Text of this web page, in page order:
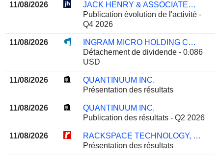
11/08/2026
JACK HENRY & ASSOCIATES, INC.
Publication évolution de l'activité -
Q4 2026
11/08/2026
INGRAM MICRO HOLDING CORPORATION
Détachement de dividende - 0.086
USD
11/08/2026
QUANTINUUM INC.
Présentation des résultats
11/08/2026
QUANTINUUM INC.
Publication des résultats - Q2 2026
11/08/2026
RACKSPACE TECHNOLOGY, INC.
Présentation des résultats